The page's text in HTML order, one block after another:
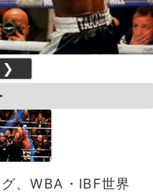
❯
、WBA・IBF世界